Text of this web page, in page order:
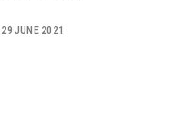
29 JUNE 2021